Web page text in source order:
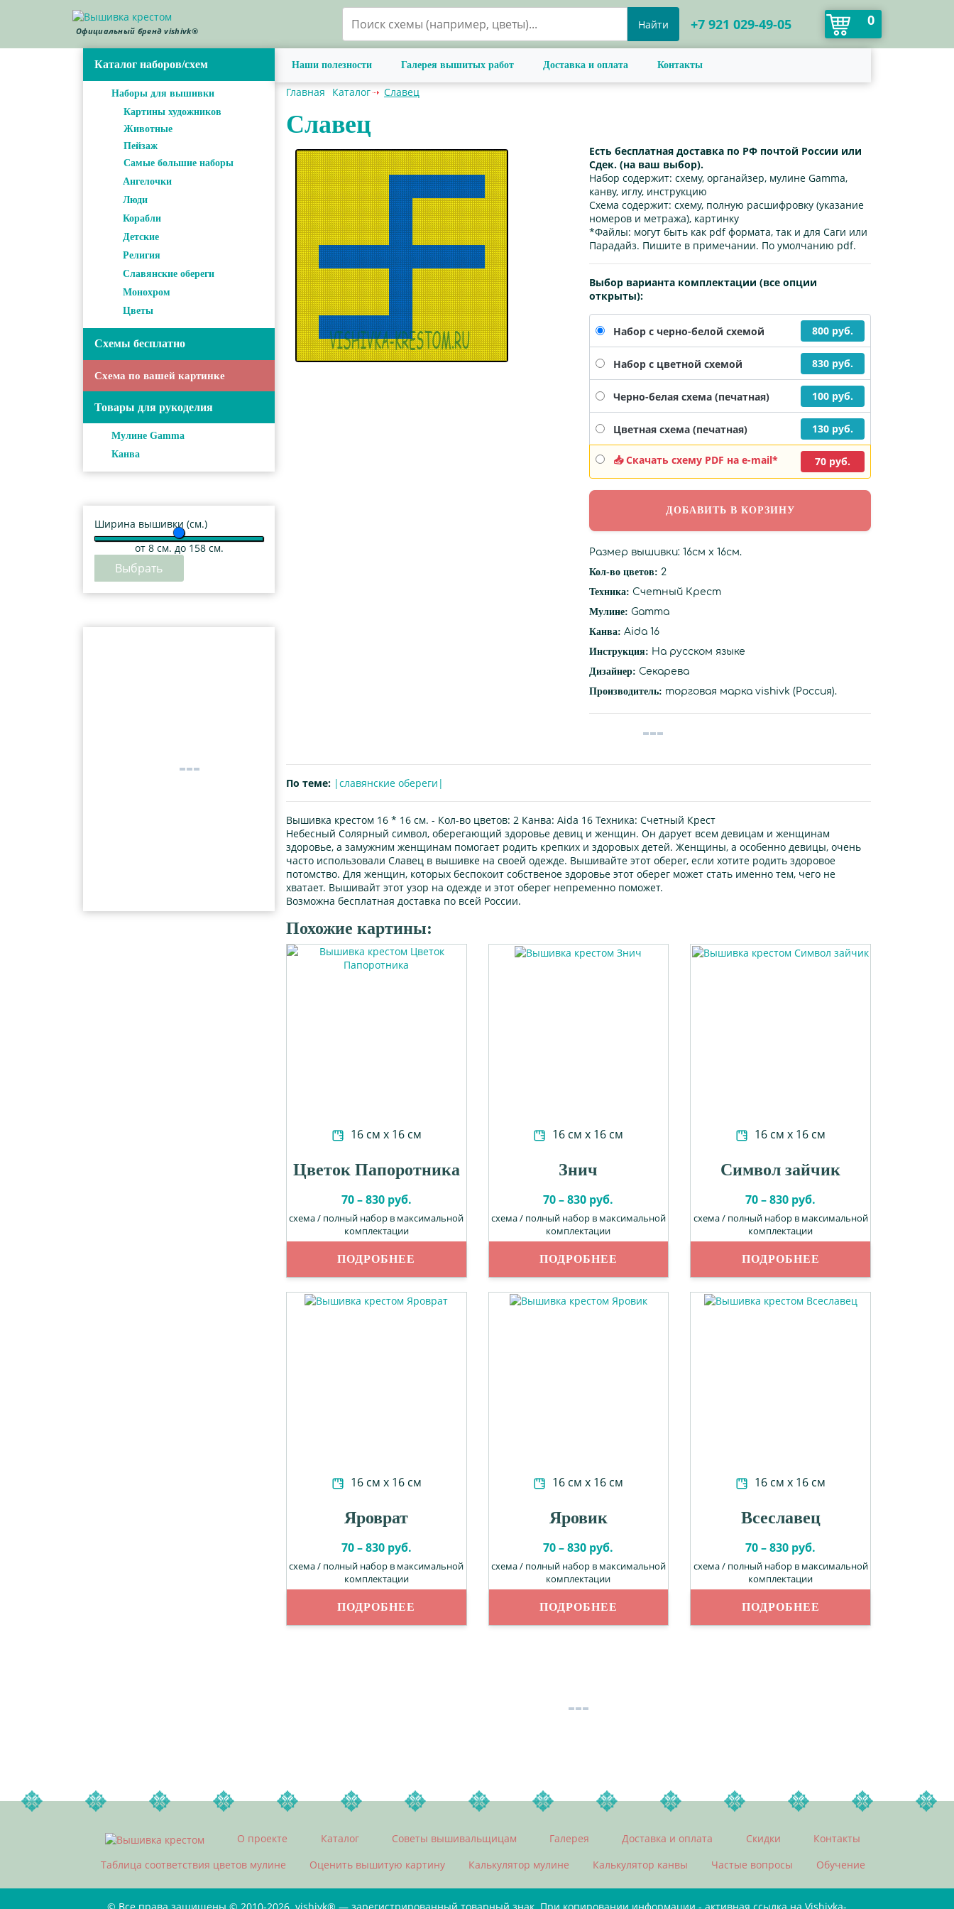
Официальный бренд vishivk® +7 921 029-49-05 0
Найти
Каталог наборов/схем
Наборы для вышивки
Картины художников
Животные
Пейзаж
Самые большие наборы
Ангелочки
Люди
Корабли
Детские
Религия
Славянские обереги
Монохром
Цветы
Схемы бесплатно
Схема по вашей картинке
Товары для рукоделия
Мулине Gamma
Канва
Ширина вышивки (см.)
от 8см. до 158 см.
Выбрать
Наши полезности Галерея вышитых работ Доставка и оплата Контакты
Главная Каталог Славец
Славец
Есть бесплатная доставка по РФ почтой России или
Сдек. (на ваш выбор).
Набор содержит: схему, органайзер, мулине Gamma,
канву, иглу, инструкцию
Схема содержит: схему, полную расшифровку (указание
номеров и метража), картинку
*Файлы: могут быть как pdf формата, так и для Саги или
Парадайз. Пишите в примечании. По умолчанию pdf.
Выбор варианта комплектации (все опции
открыты):
Набор с черно-белой схемой 800 руб.
Набор с цветной схемой 830 руб.
Черно-белая схема (печатная) 100 руб.
Цветная схема (печатная) 130 руб.
📥 Скачать схему PDF на e-mail* 70 руб.
Размер вышивки: 16см х 16см.
Кол-во цветов: 2
Техника: Счетный Крест
Мулине: Gamma
Канва: Aida 16
Инструкция: На русском языке
Дизайнер: Секарева
Производитель: торговая марка vishivk (Россия).
По теме: |славянские обереги|
Вышивка крестом 16 * 16 см. - Кол-во цветов: 2 Канва: Aida 16 Техника: Счетный Крест
Небесный Солярный символ, оберегающий здоровье девиц и женщин. Он дарует всем девицам и женщинам
здоровье, а замужним женщинам помогает родить крепких и здоровых детей. Женщины, а особенно девицы, очень
часто использовали Славец в вышивке на своей одежде. Вышивайте этот оберег, если хотите родить здоровое
потомство. Для женщин, которых беспокоит собственое здоровье этот оберег может стать именно тем, чего не
хватает. Вышивайт этот узор на одежде и этот оберег непременно поможет.
Возможна бесплатная доставка по всей России.
Похожие картины:
16 см х 16 см
Цветок Папоротника
70 – 830 руб.
схема / полный набор в максимальной
комплектации
ПОДРОБНЕЕ
16 см х 16 см
Знич
70 – 830 руб.
схема / полный набор в максимальной
комплектации
ПОДРОБНЕЕ
16 см х 16 см
Символ зайчик
70 – 830 руб.
схема / полный набор в максимальной
комплектации
ПОДРОБНЕЕ
16 см х 16 см
Яроврат
70 – 830 руб.
схема / полный набор в максимальной
комплектации
ПОДРОБНЕЕ
16 см х 16 см
Яровик
70 – 830 руб.
схема / полный набор в максимальной
комплектации
ПОДРОБНЕЕ
16 см х 16 см
Всеславец
70 – 830 руб.
схема / полный набор в максимальной
комплектации
ПОДРОБНЕЕ
О проекте Каталог Советы вышивальщицам Галерея Доставка и оплата Скидки
Контакты
Таблица соответствия цветов мулине
Оценить вышитую картину Калькулятор мулине Калькулятор канвы Частые вопросы Обучение